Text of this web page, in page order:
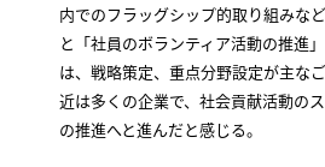
内でのフラッグシップ的取り組みな
と「社員のボランティア活動の推進
は、戦略策定、重点分野設定が主な
近は多くの企業で、社会貢献活動の
の推進へと進んだと感じる。